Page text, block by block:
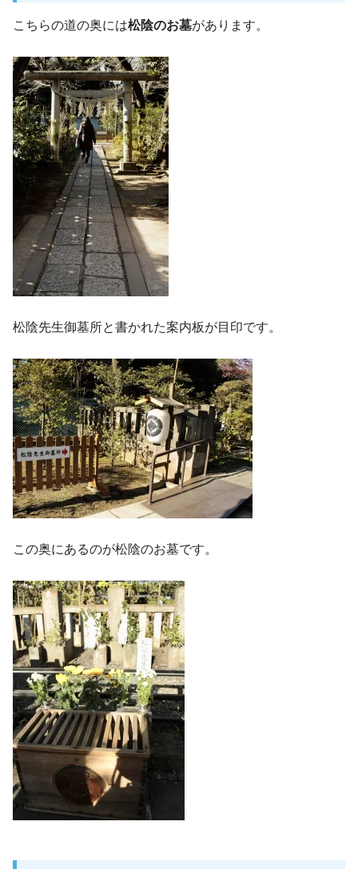
こちらの道の奥には松陰のお墓があります。
松陰先生御墓所と書かれた案内板が目印です。
この奥にあるのが松陰のお墓です。